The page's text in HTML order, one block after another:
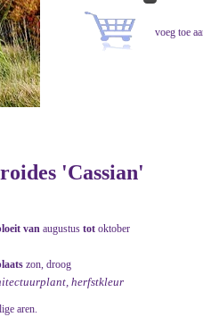
'Cassian'
van augustus tot oktober
zon, droog
herfstkleur
aren.